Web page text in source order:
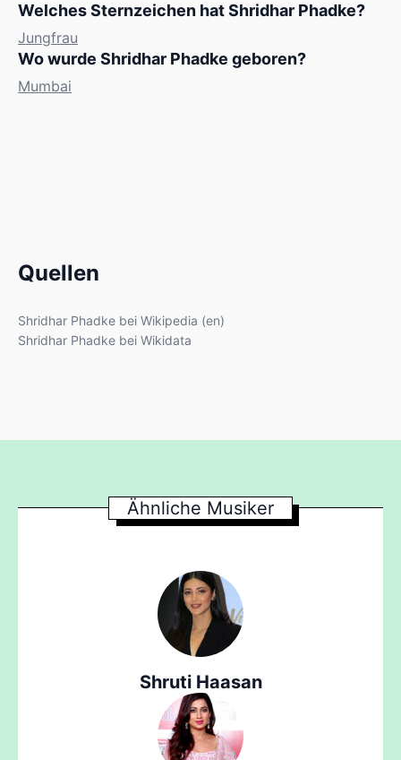
Welches Sternzeichen hat Shridhar Phadke?
Jungfrau
Wo wurde Shridhar Phadke geboren?
Mumbai
Quellen
Shridhar Phadke bei Wikipedia (en)
Shridhar Phadke bei Wikidata
Ähnliche Musiker
Shruti Haasan